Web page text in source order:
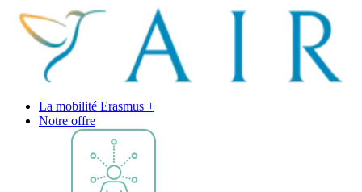
La mobilité Erasmus +
Notre offre